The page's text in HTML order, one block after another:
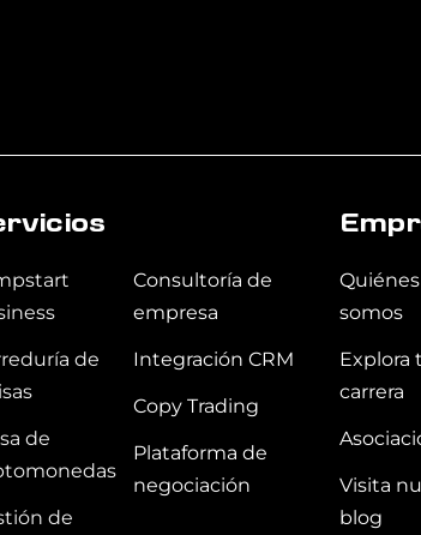
de
de
de
Consultoría de
empresa
Integración CRM
Copy Trading
Plataforma de
negociación
Quiénes
somos
Explora
carrera
Visita
blog